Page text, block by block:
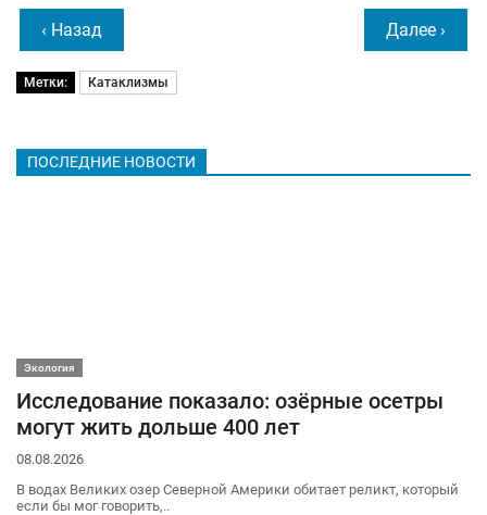
‹ Назад Далее ›
Метки: Катаклизмы
ПОСЛЕДНИЕ НОВОСТИ
Экология
Исследование показало: озёрные осетры
могут жить дольше 400 лет
08.08.2026
В водах Великих озер Северной Америки обитает реликт, который
если бы мог говорить,..